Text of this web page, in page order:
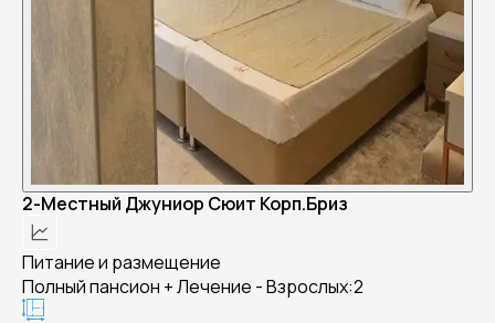
2-Местный Джуниор Сюит Корп.Бриз
Питание и размещение
Полный пансион + Лечение - Взрослых:2